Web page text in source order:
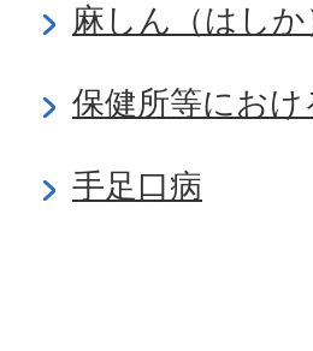
麻しん（はしか
保健所等にお
手足口病